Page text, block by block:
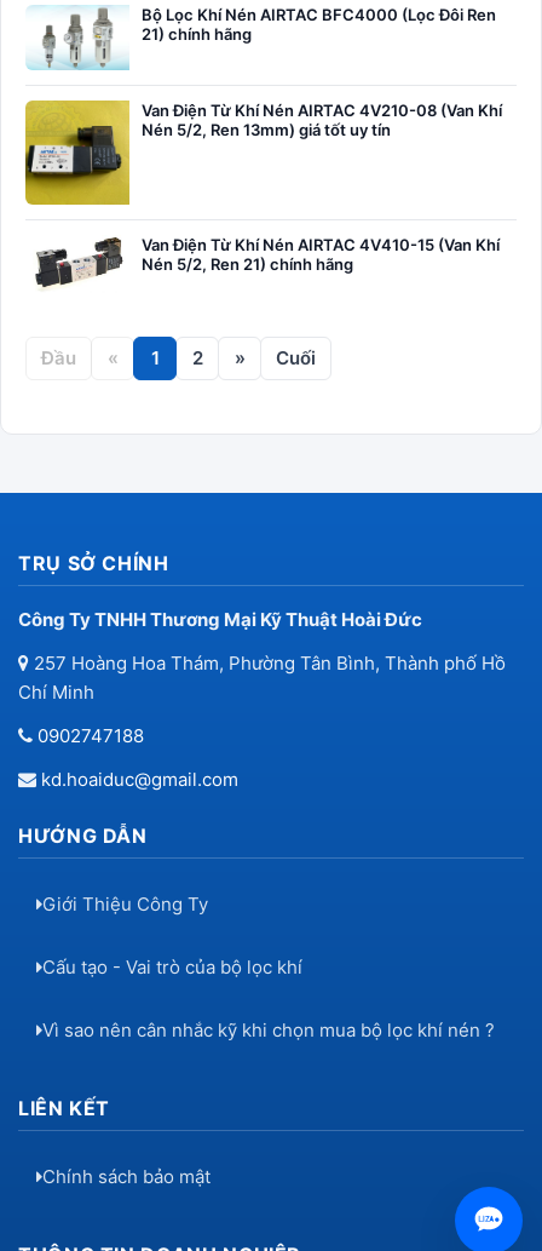
Bộ Lọc Khí Nén AIRTAC BFC4000 (Lọc Đôi Ren
21) chính hãng
Van Điện Từ Khí Nén AIRTAC 4V210-08 (Van Khí
Nén 5/2, Ren 13mm) giá tốt uy tín
Van Điện Từ Khí Nén AIRTAC 4V410-15 (Van Khí
Nén 5/2, Ren 21) chính hãng
Đầu « 1 2 » Cuối
TRỤ SỞ CHÍNH
Công Ty TNHH Thương Mại Kỹ Thuật Hoài Đức
257 Hoàng Hoa Thám, Phường Tân Bình, Thành phố Hồ
Chí Minh
0902747188
kd.hoaiduc@gmail.com
HƯỚNG DẪN
Giới Thiệu Công Ty
Cấu tạo - Vai trò của bộ lọc khí
Vì sao nên cân nhắc kỹ khi chọn mua bộ lọc khí nén ?
LIÊN KẾT
Chính sách bảo mật